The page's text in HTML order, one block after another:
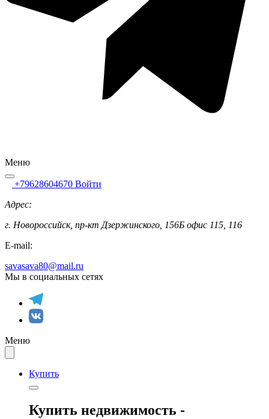
Меню
+79628604670 Войти
Адрес:
г. Новороссийск, пр-кт Дзержинского, 156Б офис 115, 116
E-mail:
savasava80@mail.ru
Мы в социальных сетях
Меню
Купить
Купить недвижимость -